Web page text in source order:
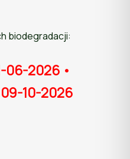
biodegradacji:
06-2026 •
10-2026